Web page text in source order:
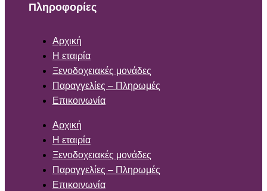
Πληροφορίες
Αρχική
Η εταιρία
Ξενοδοχειακές μονάδες
Παραγγελίες – Πληρωμές
Επικοινωνία
Αρχική
Η εταιρία
Ξενοδοχειακές μονάδες
Παραγγελίες – Πληρωμές
Επικοινωνία